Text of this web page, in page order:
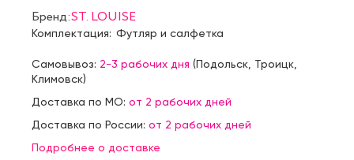
Бренд:ST. LOUISE
Комплектация: Футляр и салфетка
Самовывоз: 2-3 рабочих дня (Подольск Троицк
Климовск)
Доставка по МО: от 2 рабочих дней
Доставка по России: от 2 рабочих дней
Подробнее о доставке